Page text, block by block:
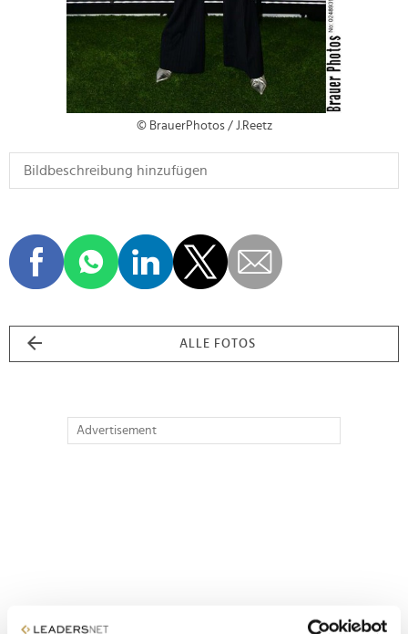
© BrauerPhotos / J.Reetz
ALLE FOTOS
Advertisement